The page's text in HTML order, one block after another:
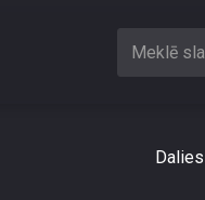
Meklē
Dalies